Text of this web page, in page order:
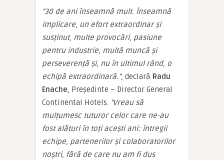
“30 de ani înseamnă mult. Înseamnă
implicare, un efort extraordinar și
susținut, multe provocări, pasiune
pentru industrie, multă muncă și
perseverență și, nu în ultimul rând, o
echipă extraordinară.”, declară Radu
Enache, Președinte – Director General
Continental Hotels. “Vreau să
mulțumesc tuturor celor care ne-au
fost alături în toți acești ani: întregii
echipe, partenerilor și colaboratorilor
noștri, fără de care nu am fi dus